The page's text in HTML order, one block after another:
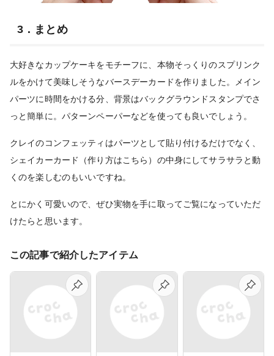
3．まとめ
大好きなカップケーキをモチーフに、本物そっくりのスプリンク
ルをかけて美味しそうなバースデーカードを作りました。メイン
パーツに時間をかける分、背景はバックグラウンドスタンプでさ
っと簡単に。パターンペーパーなどを使っても良いでしょう。
クレイのコンフェッティはパーツとして貼り付けるだけでなく、
シェイカーカード（作り方はこちら）の中身にしてサラサラと動
くのを楽しむのもいいですね。
とにかく可愛いので、ぜひ実物を手に取ってご覧になっていただ
けたらと思います。
この記事で紹介したアイテム